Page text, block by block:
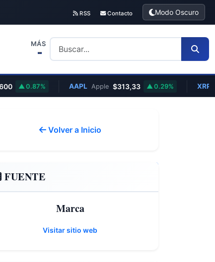
RSS Contacto Modo Oscuro
MÁS
0.87% Apple $313,33 0.29% Ripple
Volver a Inicio
FUENTE
Marca
Visitar sitio web